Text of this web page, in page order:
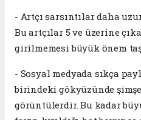
- Artçı sarsıntılar daha
Bu artçılar 5 ve üzerine
girilmemesi büyük önem
- Sosyal medyada sıkça
birindeki gökyüzünde
görüntülerdir. Bu kadar